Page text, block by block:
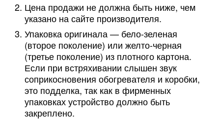
Цена продажи не должна быть ниже, чем
указано на сайте производителя.
Упаковка оригинала — бело-зеленая
(второе поколение) или желто-черная
(третье поколение) из плотного картона.
Если при встряхивании слышен звук
соприкосновения обогревателя и коробки,
это подделка, так как в фирменных
упаковках устройство должно быть
закреплено.